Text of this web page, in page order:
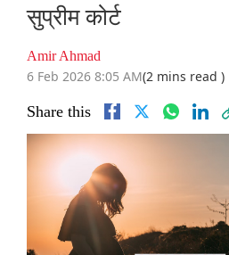
सुप्रीम कोर्ट
Amir Ahmad
6 Feb 2026 8:05 AM(2 mins read )
Share this